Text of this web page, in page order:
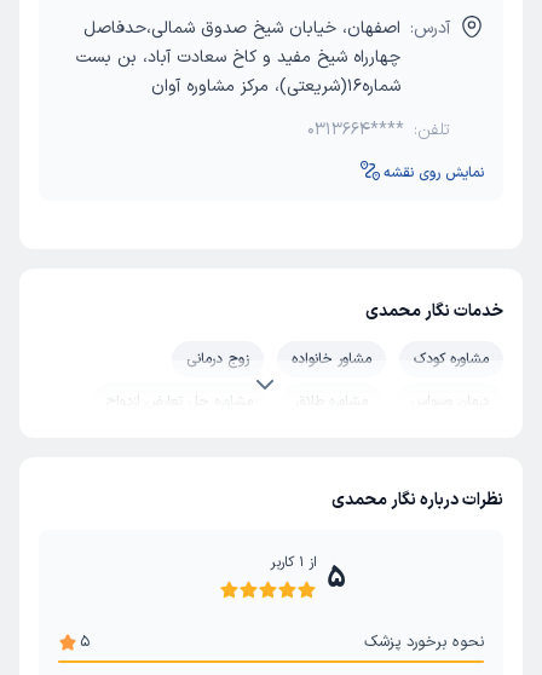
آدرس: اصفهان، خیابان شیخ صدوق شمالی،حدفاصل
چهارراه شیخ مفید و کاخ سعادت آباد، بن بست
شماره16(شریعتی)، مرکز مشاوره آوان
تلفن: 0313664****
نمایش روی نقشه
خدمات نگار محمدی
مشاوره کودک مشاور خانواده
زوج درمانی
درمان وسواس
مشاوره طلاق
مشاوره حل تعارض ازدواج
نظرات درباره نگار محمدی
5 از 1 کاربر
نحوه برخورد پزشک 5